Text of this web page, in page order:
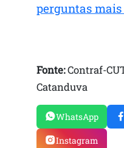
perguntas
Fonte:Contraf-
Catanduva
WhatsApp
Instagram